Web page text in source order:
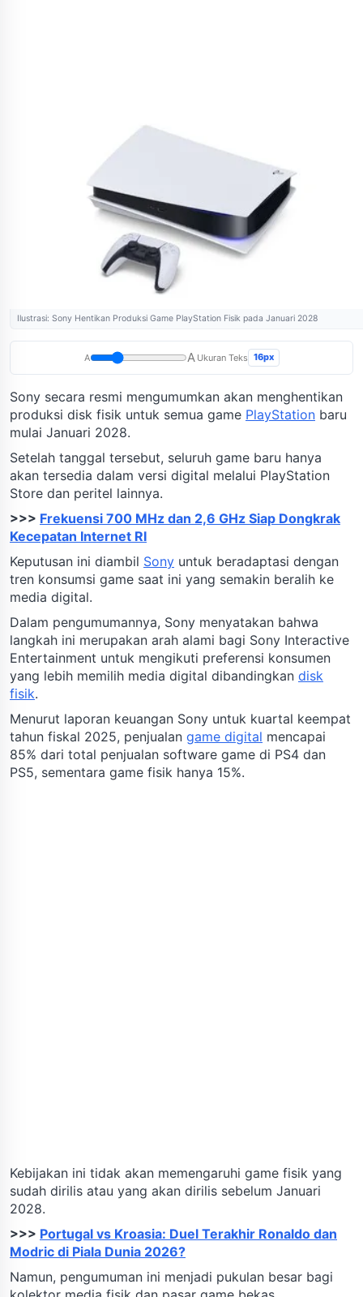
Ilustrasi: Sony Hentikan Produksi Game PlayStation Fisik pada Januari 2028
A A Ukuran Teks 16px
Sony secara resmi mengumumkan akan menghentikan
produksi disk fisik untuk semua game PlayStation baru
mulai Januari 2028.
Setelah tanggal tersebut, seluruh game baru hanya
akan tersedia dalam versi digital melalui PlayStation
Store dan peritel lainnya.
>>> Frekuensi 700 MHz dan 2,6 GHz Siap Dongkrak
Kecepatan Internet RI
Keputusan ini diambil Sony untuk beradaptasi dengan
tren konsumsi game saat ini yang semakin beralih ke
media digital.
Dalam pengumumannya, Sony menyatakan bahwa
langkah ini merupakan arah alami bagi Sony Interactive
Entertainment untuk mengikuti preferensi konsumen
yang lebih memilih media digital dibandingkan disk
fisik.
Menurut laporan keuangan Sony untuk kuartal keempat
tahun fiskal 2025, penjualan game digital mencapai
85% dari total penjualan software game di PS4 dan
PS5, sementara game fisik hanya 15%.
Kebijakan ini tidak akan memengaruhi game fisik yang
sudah dirilis atau yang akan dirilis sebelum Januari
2028.
>>> Portugal vs Kroasia: Duel Terakhir Ronaldo dan
Modric di Piala Dunia 2026?
Namun, pengumuman ini menjadi pukulan besar bagi